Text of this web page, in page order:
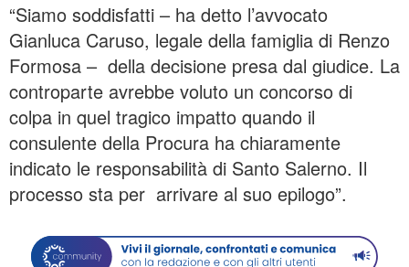
“Siamo soddisfatti – ha detto l’avvocato
Gianluca Caruso, legale della famiglia di Renzo
Formosa – della decisione presa dal giudice. La
controparte avrebbe voluto un concorso di
colpa in quel tragico impatto quando il
consulente della Procura ha chiaramente
indicato le responsabilità di Santo Salerno. Il
processo sta per arrivare al suo epilogo”.